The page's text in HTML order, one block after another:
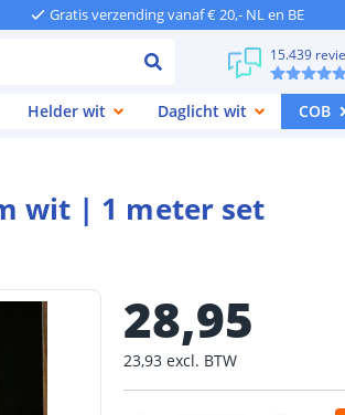
Gratis verzending vanaf € 20,- NL en BE
15.439
Helder wit Daglicht wit COB
wit | 1 meter set
28,95
23,93 excl. BTW